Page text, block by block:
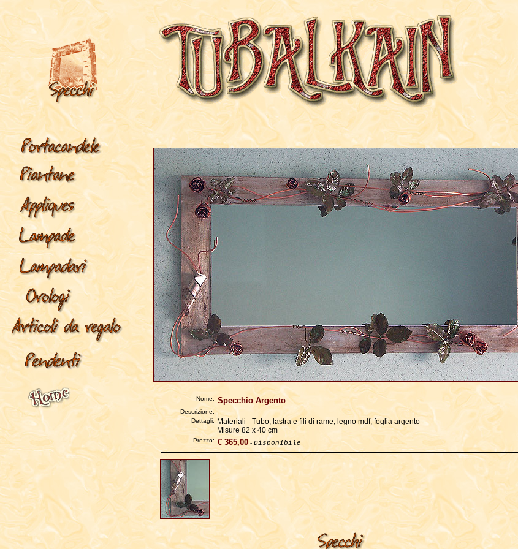
Nome: Specchio Argento
Descrizione:
Dettagli:
Materiali - Tubo, lastra e fili di rame, legno mdf, foglia argento
Misure 82 x 40 cm
Prezzo: € 365,00 - Disponibile